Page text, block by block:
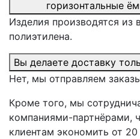
горизонтальные
Изделия производятся из
полиэтилена.
Вы делаете доставку
Нет, мы отправляем
Кроме того, мы
компаниями-партнёрами,
клиентам экономить от